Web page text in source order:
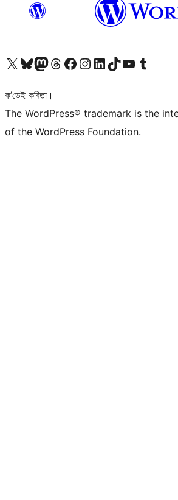
আমাৰ X (আগৰ Twitter) একাউণ্টলৈ যাওকআমাৰ Bluesky একাউণ্টলৈ যাওকআমাৰ Mastodon একাউণ্টলৈ যাওকআমাৰ Threads একাউণ্টলৈ যাওকআমাৰ Facebook পৃষ্ঠালৈ যাওকআমাৰ Instagram একাউণ্টলৈ যাওকআমাৰ LinkedIn একাউণ্টলৈ যাওকআমাৰ TikTok একাউণ্টলৈ যাওকআমাৰ YouTube চেনেললৈ যাওকআমাৰ Tumblr একাউণ্টলৈ যাওক
ক’ডেই কবিতা।
The WordPress® trademark is the
of the WordPress Foundation.